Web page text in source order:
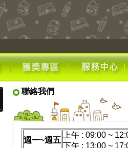
聯絡我們
週一~週五
上午 : 09:00 ~
下午 : 13:00 ~